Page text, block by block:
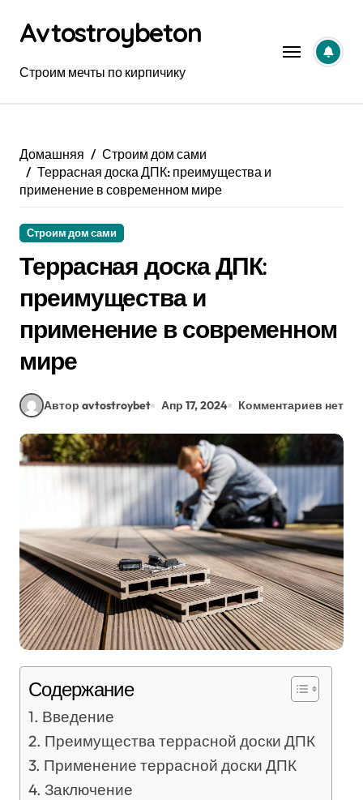
содержанию
Avtostroybeton
Строим мечты по кирпичику
Домашняя
Строим дом сами
Террасная доска ДПК: преимущества и
применение в современном мире
Строим дом сами
Террасная доска ДПК:
преимущества и
применение в современном
мире
Автор avtostroybet Апр 17, 2024 Комментариев нет
Содержание
Введение
Преимущества террасной доски ДПК
Применение террасной доски ДПК
Заключение